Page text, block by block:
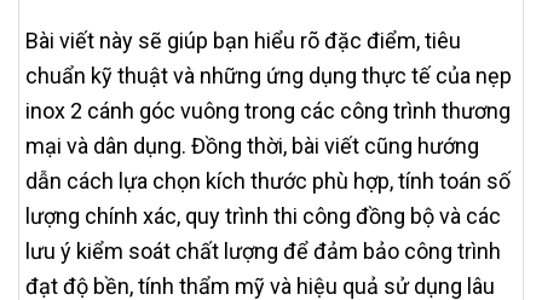
Bài viết này sẽ giúp bạn hiểu rõ đặc điểm, tiêu
chuẩn kỹ thuật và những ứng dụng thực tế của nẹp
inox 2 cánh góc vuông trong các công trình thương
mại và dân dụng. Đồng thời, bài viết cũng hướng
dẫn cách lựa chọn kích thước phù hợp, tính toán số
lượng chính xác, quy trình thi công đồng bộ và các
lưu ý kiểm soát chất lượng để đảm bảo công trình
đạt độ bền, tính thẩm mỹ và hiệu quả sử dụng lâu